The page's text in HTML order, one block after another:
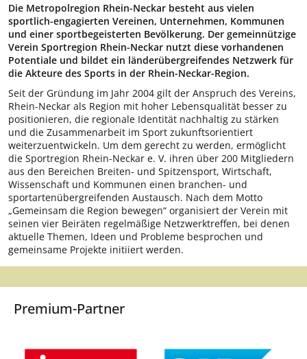
Die Metropolregion Rhein-Neckar besteht aus vielen
sportlich-engagierten Vereinen, Unternehmen, Kommunen
und einer sportbegeisterten Bevölkerung. Der gemeinnützige
Verein Sportregion Rhein-Neckar nutzt diese vorhandenen
Potentiale und bildet ein länderübergreifendes Netzwerk für
die Akteure des Sports in der Rhein-Neckar-Region.
Seit der Gründung im Jahr 2004 gilt der Anspruch des Vereins,
Rhein-Neckar als Region mit hoher Lebensqualität besser zu
positionieren, die regionale Identität nachhaltig zu stärken
und die Zusammenarbeit im Sport zukunftsorientiert
weiterzuentwickeln. Um dem gerecht zu werden, ermöglicht
die Sportregion Rhein-Neckar e. V. ihren über 200 Mitgliedern
aus den Bereichen Breiten- und Spitzensport, Wirtschaft,
Wissenschaft und Kommunen einen branchen- und
sportartenübergreifenden Austausch. Nach dem Motto
„Gemeinsam die Region bewegen“ organisiert der Verein mit
seinen vier Beiräten regelmäßige Netzwerktreffen, bei denen
aktuelle Themen, Ideen und Probleme besprochen und
gemeinsame Projekte initiiert werden.
Premium-Partner